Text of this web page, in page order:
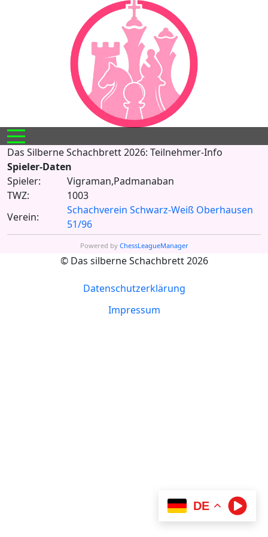
Mobile Menu Toggle
DE
Das Silberne Schachbrett 2026: Teilnehmer-Info
Spieler-Daten
Spieler:
Vigraman,Padmanaban
TWZ:
1003
Verein:
Schachverein Schwarz-Weiß Oberhausen
51/96
Powered by ChessLeagueManager
© Das silberne Schachbrett 2026
Datenschutzerklärung
Impressum